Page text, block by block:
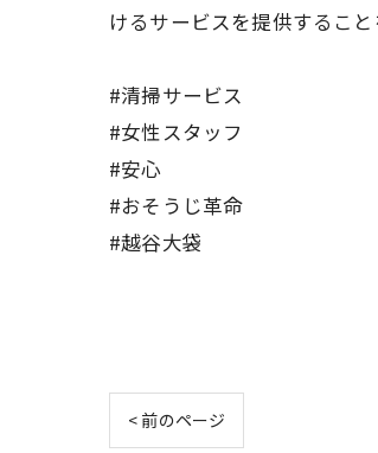
けるサービスを提供するこ
#清掃サービス
#女性スタッフ
#安心
#おそうじ革命
#越谷大袋
< 前のページ